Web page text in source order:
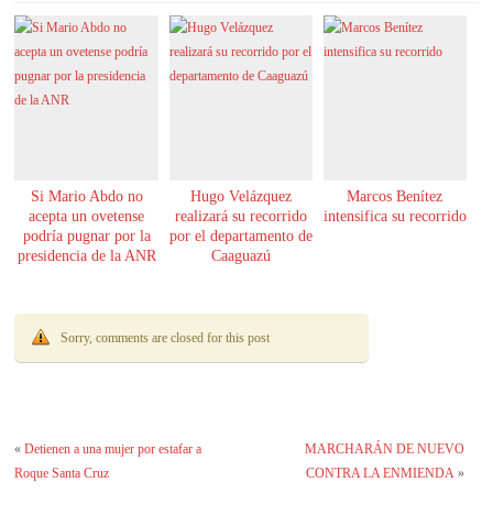
Si Mario Abdo no
acepta un ovetense
podría pugnar por la
presidencia de la ANR
Hugo Velázquez
realizará su recorrido
por el departamento de
Caaguazú
Marcos Benítez
intensifica su recorrido
Sorry, comments are closed for this post
«Detienen a una mujer por estafar a
Roque Santa Cruz
MARCHARÁN DE NUEVO
CONTRA LA ENMIENDA»